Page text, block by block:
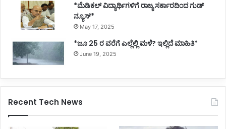
*ಮೆಡಿಕಲ್ ವಿದ್ಯಾರ್ಥಿಗಳಿಗೆ ರಾಜ್ಯ ಸರ್ಕಾರದಿಂದ ಗುಡ್
ನ್ಯೂಸ್*
May 17, 2025
*ಜೂ 25 ರ ವರೆಗೆ ಎಲ್ಲೆಲ್ಲಿ ಮಳೆ? ಇಲ್ಲಿದೆ ಮಾಹಿತಿ*
June 19, 2025
Recent Tech News